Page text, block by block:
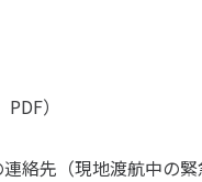
）
先（現地渡航中の緊